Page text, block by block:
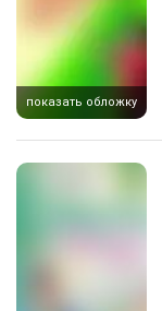
показать обложку